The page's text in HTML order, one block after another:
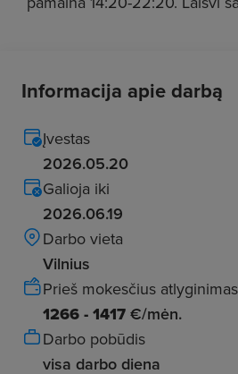
Informacija apie darbą
Įvestas
2026.05.20
Galioja iki
2026.06.19
Darbo vieta
Vilnius
Prieš mokesčius atlyginimas
1266 - 1417 €/mėn.
Darbo pobūdis
visa darbo diena